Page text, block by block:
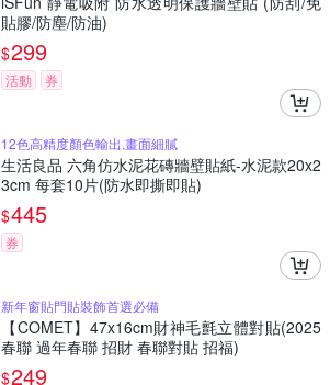
貼膠/防塵/防油)
$299
活動 券
12色高精度顏色輸出,畫面細膩
生活良品 六角仿水泥花磚牆壁貼紙-水泥款20x2
3cm 每套10片(防水即撕即貼)
$445
券
新年窗貼門貼裝飾首選必備
【COMET】47x16cm財神毛氈立體對貼(2025
春聯 過年春聯 招財 春聯對貼 招福)
$249